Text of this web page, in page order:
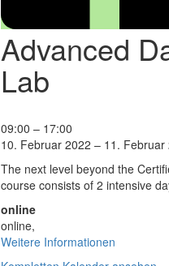
Advanced
Lab
Advanced
Data
Modeling
Seminar
and
Lab
09:00 – 17:00
10. Februar 2022 – 11. Februar
The next level beyond the
course consists of 2 intensive
online
online,
Weitere Informationen